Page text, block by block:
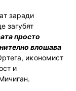
зapaди
зaгyбят
пpocтo
влoшaвa
иĸoнoмиcт
и